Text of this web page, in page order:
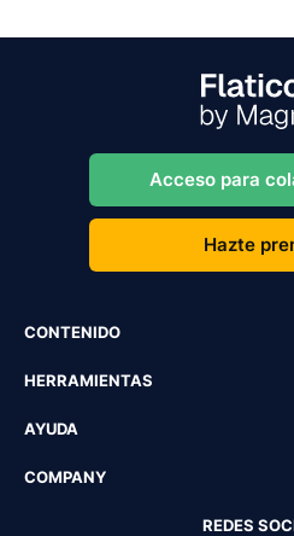
Acceso para
Hazte
CONTENIDO
HERRAMIENTAS
AYUDA
COMPANY
REDES